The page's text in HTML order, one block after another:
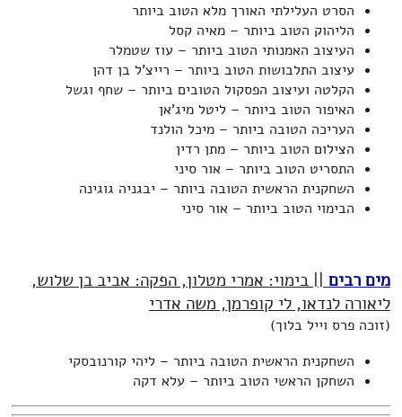
הסרט העלילתי האורך מלא הטוב ביותר
הליהוק הטוב ביותר – מאיה קסל
העיצוב האמנותי הטוב ביותר – עוז שטמלר
עיצוב התלבושות הטוב ביותר – רייצ'ל בן דהן
הקלטה ועיצוב הפסקול הטובים ביותר – שחף וגשל
האיפור הטוב ביותר – ליטל מיג'אן
העריכה הטובה ביותר – מיכל הולנד
הצילום הטוב ביותר – מתן רדין
התסריט הטוב ביותר – אור סיני
השחקנית הראשית הטובה ביותר – יבגניה גוגינה
הבימוי הטוב ביותר – אור סיני
מים רבים || בימוי: אמרי מטלון, הפקה: אביב בן שלוש,
ליאורה לנדאו, לי קופרמן, משה אדרי
(זוכה פרס וייל בלוך)
השחקנית הראשית הטובה ביותר – ליהי קורנובסקי
השחקן הראשי הטוב ביותר – עלא דקה